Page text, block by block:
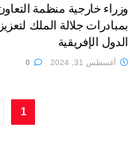
وزراء خارجية منظمة
بمبادرات جلالة الملك
الدول الإفريقية
أغسطس 31, 2024
1